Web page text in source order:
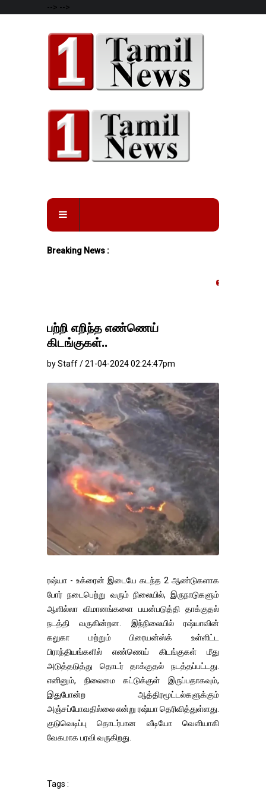
--> -->
Breaking News :
தங்கம்-வெள்ளி விலை
பற்றி எறிந்த எண்ணெய்
கிடங்குகள்..
by Staff / 21-04-2024 02:24:47pm
ரஷ்யா - உக்ரைன் இடையே கடந்த 2 ஆண்டுகளாக
போர் நடைபெற்று வரும் நிலையில், இருநாடுகளும்
ஆளில்லா விமானங்களை பயன்படுத்தி தாக்குதல்
நடத்தி வருகின்றன. இந்நிலையில் ரஷ்யாவின்
கலுகா மற்றும் பிரையன்ஸ்க் உள்ளிட்ட
பிராந்தியங்களில் எண்ணெய் கிடங்குகள் மீது
அடுத்தடுத்து தொடர் தாக்குதல் நடத்தப்பட்டது.
எனினும், நிலைமை கட்டுக்குள் இருப்பதாகவும்,
இதுபோன்ற ஆத்திரமூட்டல்களுக்கும்
அஞ்சப்போவதில்லை என்று ரஷ்யா தெரிவித்துள்ளது.
குடுவெடிப்பு தொடர்பான வீடியோ வெளியாகி
வேகமாக பரவி வருகிறது.
Tags :